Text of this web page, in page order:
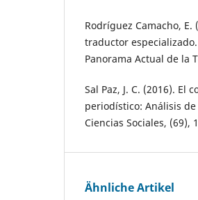
Rodríguez Camacho,
traductor especializado.
Panorama Actual de la
Sal Paz, J. C. (2016).
periodístico: Análisis
Ciencias Sociales, (69),
Ähnliche Artikel